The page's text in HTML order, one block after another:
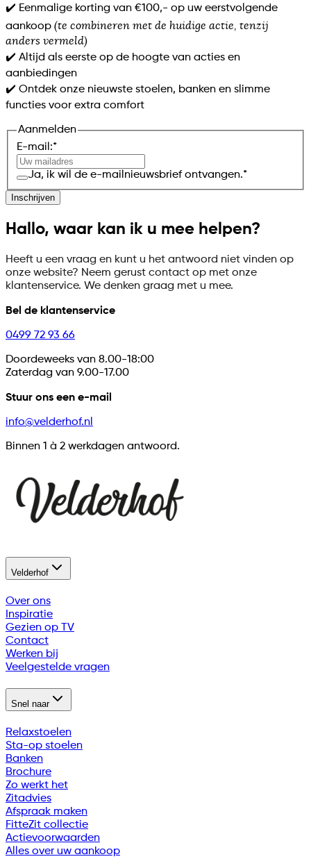
✔️ Eenmalige korting van €100,- op uw eerstvolgende
aankoop (te combineren met de huidige actie, tenzij
anders vermeld)
✔️ Altijd als eerste op de hoogte van acties en
aanbiedingen
✔️ Ontdek onze nieuwste stoelen, banken en slimme
functies voor extra comfort
Aanmelden
E-mail:*
Ja, ik wil de e-mailnieuwsbrief ontvangen.*
Inschrijven
Hallo, waar kan ik u mee helpen?
Heeft u een vraag en kunt u het antwoord niet vinden op
onze website? Neem gerust contact op met onze
klantenservice. We denken graag met u mee.
Bel de klantenservice
0499 72 93 66
Doordeweeks van 8.00-18:00
Zaterdag van 9.00-17.00
Stuur ons een e-mail
info@velderhof.nl
Binnen 1 à 2 werkdagen antwoord.
Velderhof
Over ons
Inspiratie
Gezien op TV
Contact
Werken bij
Veelgestelde vragen
Snel naar
Relaxstoelen
Sta-op stoelen
Banken
Brochure
Zo werkt het
Zitadvies
Afspraak maken
FitteZit collectie
Actievoorwaarden
Alles over uw aankoop